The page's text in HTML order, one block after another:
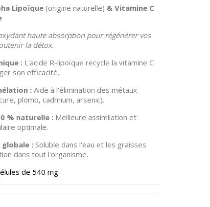
Lipoïque(origine naturelle) & Vitamine C
haute absorption pour régénérer vos
la détox.
: L'acide R-lipoïque recycle la vitamine C
son efficacité.
: Aide à l'élimination des métaux
plomb, cadmium, arsenic).
% naturelle : Meilleure assimilation et
optimale.
: Soluble dans l'eau et les graisses
dans tout l'organisme.
de 540 mg